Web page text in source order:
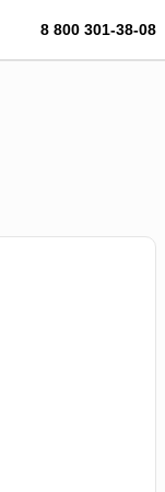
8 800 301-38-08